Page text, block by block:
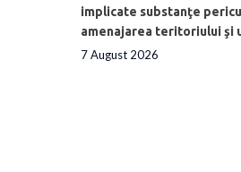
implicate substanţe
amenajarea teritoriului şi
7 August 2026